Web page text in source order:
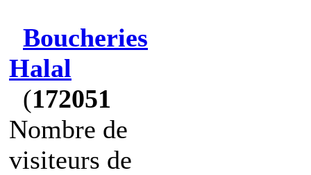
Boucheries
Halal
(172051
Nombre de
visiteurs de